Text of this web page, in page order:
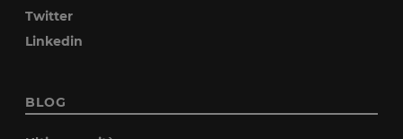
Twitter
Linkedin
BLOG